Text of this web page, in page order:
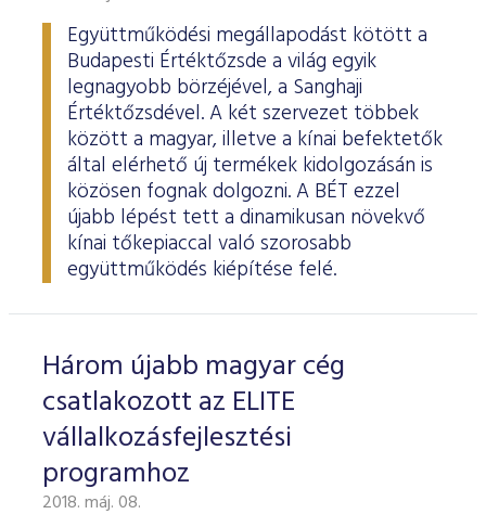
Együttműködési megállapodást kötött a
Budapesti Értéktőzsde a világ egyik
legnagyobb börzéjével, a Sanghaji
Értéktőzsdével. A két szervezet többek
között a magyar, illetve a kínai befektetők
által elérhető új termékek kidolgozásán is
közösen fognak dolgozni. A BÉT ezzel
újabb lépést tett a dinamikusan növekvő
kínai tőkepiaccal való szorosabb
együttműködés kiépítése felé.
Három újabb magyar cég
csatlakozott az ELITE
vállalkozásfejlesztési
programhoz
2018. máj. 08.